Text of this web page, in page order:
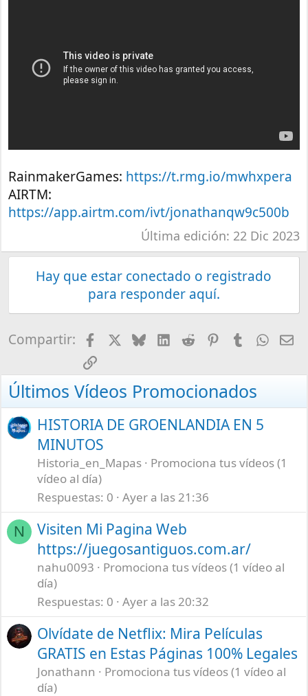
RainmakerGames: https://t.rmg.io/mwhxpera
AIRTM:
https://app.airtm.com/ivt/jonathanqw9c500b
Última edición: 22 Dic 2023
Hay que estar conectado o registrado
para responder aquí.
Compartir: FacebookBlueskyLinkedInRedditPinterestTumblr
Enlace
Últimos Vídeos Promocionados
HISTORIA DE GROENLANDIA EN 5
MINUTOS
Historia_en_Mapas
Promociona tus vídeos (1
vídeo al día)
Respuestas 0 Ayer a las 21:36
N
Visiten Mi Pagina Web
https://juegosantiguos.com.ar/
nahu0093
Promociona tus vídeos (1 vídeo al
día)
Respuestas 0 Ayer a las 20:32
Olvídate de Netflix: Mira Películas
GRATIS en Estas Páginas 100% Legales
Jonathann
Promociona tus vídeos (1 vídeo al
día)